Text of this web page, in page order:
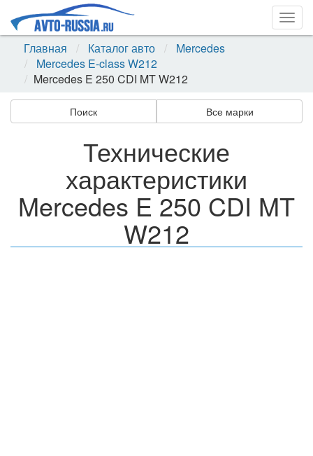
Главная
Каталог авто
Mercedes
Mercedes E-class W212
Mercedes E 250 CDI MT W212
Поиск Все марки
Технические
характеристики
Mercedes E 250 CDI MT
W212